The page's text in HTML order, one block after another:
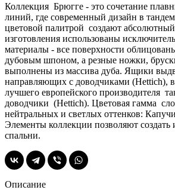
Коллекция Брюгге - это сочетание
линий, где современный дизайн в
цветовой палитрой создают
изготовления использованы
материалы - все поверхности
дубовым шпоном, а резные ножки,
выполнены из массива дуба. Ящики
направляющих с доводчиками (Hettich),
лучшего европейского производителя
доводчики (Hettich). Цветовая гамма
нейтральных и светлых оттенков:
Элементы коллекции позволяют создать
спальни.
Описание